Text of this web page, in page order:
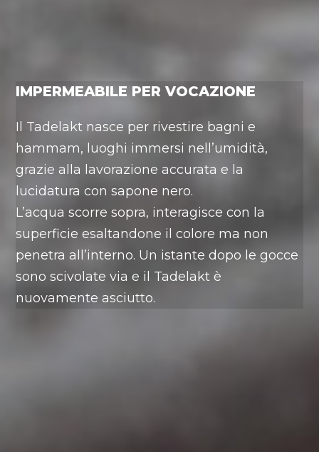
IMPERMEABILE PER VOCAZIONE
Il Tadelakt nasce per rivestire bagni e
hammam, luoghi immersi nell’umidità,
grazie alla lavorazione accurata e la
lucidatura con sapone nero.
L’acqua scorre sopra, interagisce con la
superficie esaltandone il colore ma non
penetra all’interno. Un istante dopo le gocce
sono scivolate via e il Tadelakt è
nuovamente asciutto.